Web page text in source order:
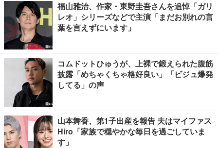
福山雅治、作家・東野圭吾さんを追悼「ガリ
レオ」シリーズなどで主演「まだお別れの言
葉を言えずにいます」
コムドットひゅうが、上裸で鍛えられた腹筋
披露「めちゃくちゃ格好良い」「ビジュ爆発
してる」の声
山本舞香、第1子出産を報告 夫はマイファス
Hiro「家族で穏やかな毎日を過ごしていま
す」